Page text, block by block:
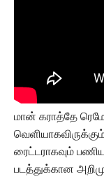
மான் கராத்தே
ரைட்டராகவும்
படத்துக்கான